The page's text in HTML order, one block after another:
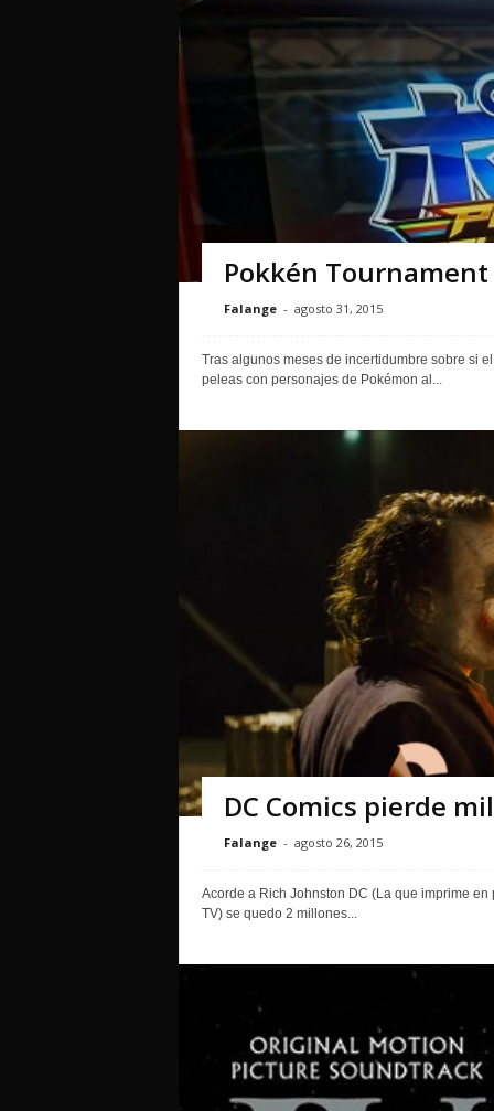
Pokkén Tournament
Falange - agosto 31, 2015
Tras algunos meses de incertidumbre sobre si
peleas con personajes de Pokémon al...
DC Comics pierde
Falange - agosto 26, 2015
Acorde a Rich Johnston DC (La que imprime
TV) se quedo 2 millones...